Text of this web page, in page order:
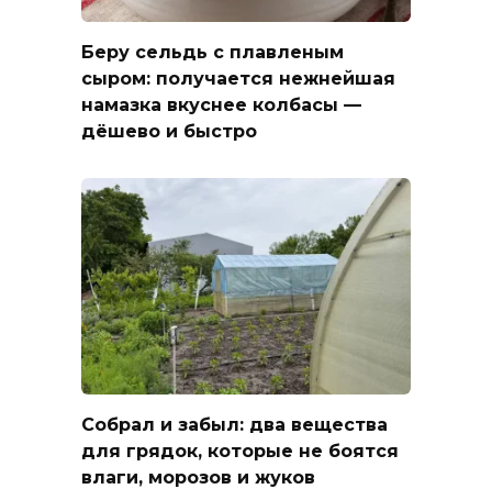
Беру сельдь с плавленым
сыром: получается нежнейшая
намазка вкуснее колбасы —
дёшево и быстро
Собрал и забыл: два вещества
для грядок, которые не боятся
влаги, морозов и жуков